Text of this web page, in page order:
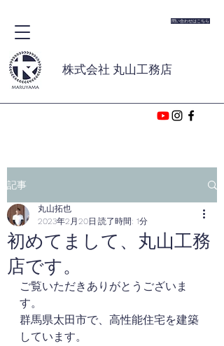
問い合わせはこちら
株式会社 丸山工務店
記事
初めてまして、丸山工務
店です。
丸山拓也
2023年2月20日 読了時間: 1分
ご覧いただきありがとうございま
す。
群馬県太田市で、高性能住宅を建築
しています。